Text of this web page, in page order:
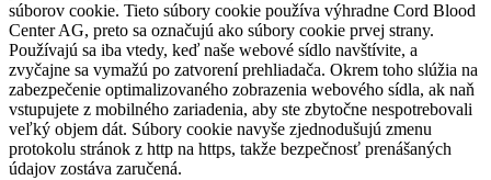
súborov cookie. Tieto súbory cookie používa výhradne Cord Blood
Center AG, preto sa označujú ako súbory cookie prvej strany.
Používajú sa iba vtedy, keď naše webové sídlo navštívite, a
zvyčajne sa vymažú po zatvorení prehliadača. Okrem toho slúžia na
zabezpečenie optimalizovaného zobrazenia webového sídla, ak naň
vstupujete z mobilného zariadenia, aby ste zbytočne nespotrebovali
veľký objem dát. Súbory cookie navyše zjednodušujú zmenu
protokolu stránok z http na https, takže bezpečnosť prenášaných
údajov zostáva zaručená.